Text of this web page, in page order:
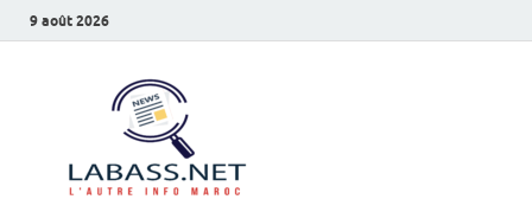
9 août 2026